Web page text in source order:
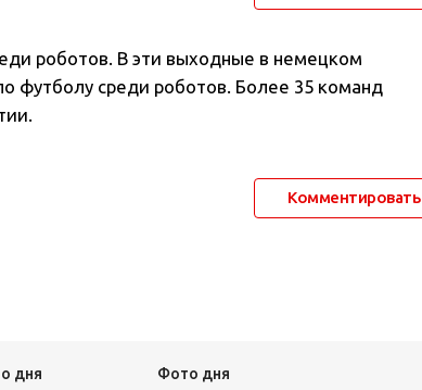
роботов. В эти выходные в немецком
футболу среди роботов. Более 35 команд
Комментировать
дня Фото дня